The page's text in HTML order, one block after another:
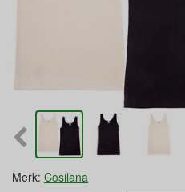
Merk: Cosilana